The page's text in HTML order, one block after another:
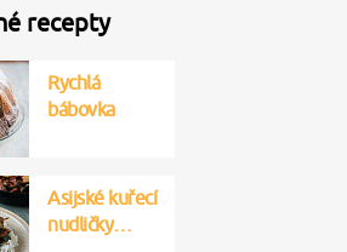
recepty
Rychlá
bábovka
Asijské kuřecí
nudličky…